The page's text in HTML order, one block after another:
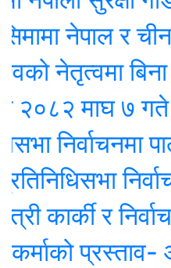
नेपाल र
नेतृत्वमा बिना
माघ ७ गते
निर्वाचनमा
कार्की र
प्रस्ताव-